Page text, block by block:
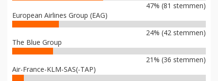
47% (81 stemmen)
European Airlines Group (EAG)
24% (42 stemmen)
The Blue Group
21% (36 stemmen)
Air-France-KLM-SAS(-TAP)